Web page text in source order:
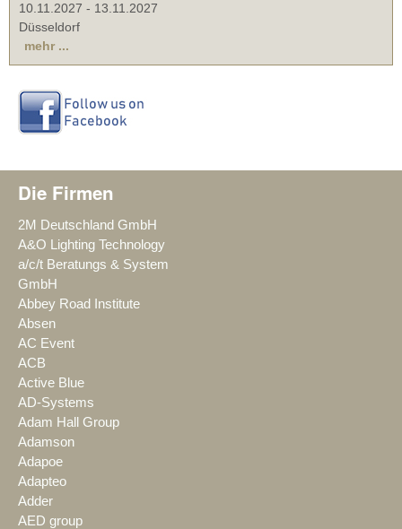
10.11.2027 - 13.11.2027
Düsseldorf
mehr ...
Die Firmen
2M Deutschland GmbH
A&O Lighting Technology
a/c/t Beratungs & System
GmbH
Abbey Road Institute
Absen
AC Event
ACB
Active Blue
AD-Systems
Adam Hall Group
Adamson
Adapoe
Adapteo
Adder
AED group